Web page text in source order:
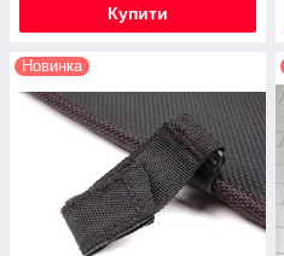
Купити
Новинка